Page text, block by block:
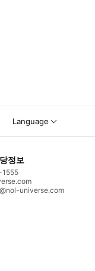
Language
정보
1555
universe.com